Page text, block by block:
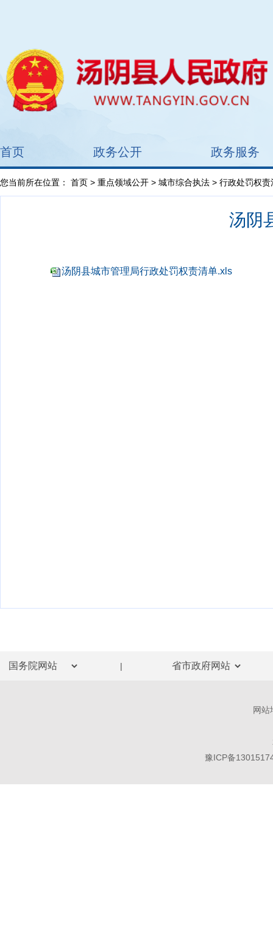
首页 政务公开 政务服务
您当前所在位置： 首页 > 重点领域公开 > 城市综合执法 > 行政处罚权责
汤阴
汤阴县城市管理局行政处罚权责清单.xls
|
网站
豫ICP备